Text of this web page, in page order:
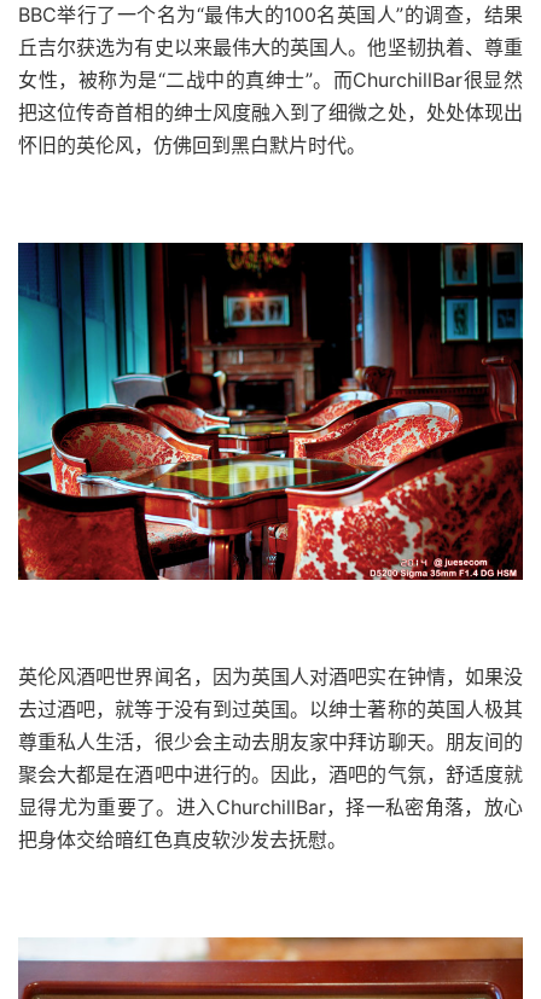
BBC举行了一个名为“最伟大的100名英国人”的调查，结果
丘吉尔获选为有史以来最伟大的英国人。他坚韧执着、尊重
女性，被称为是“二战中的真绅士”。而ChurchillBar很显然
把这位传奇首相的绅士风度融入到了细微之处，处处体现出
怀旧的英伦风，仿佛回到黑白默片时代。
英伦风酒吧世界闻名，因为英国人对酒吧实在钟情，如果没
去过酒吧，就等于没有到过英国。以绅士著称的英国人极其
尊重私人生活，很少会主动去朋友家中拜访聊天。朋友间的
聚会大都是在酒吧中进行的。因此，酒吧的气氛，舒适度就
显得尤为重要了。进入ChurchillBar，择一私密角落，放心
把身体交给暗红色真皮软沙发去抚慰。